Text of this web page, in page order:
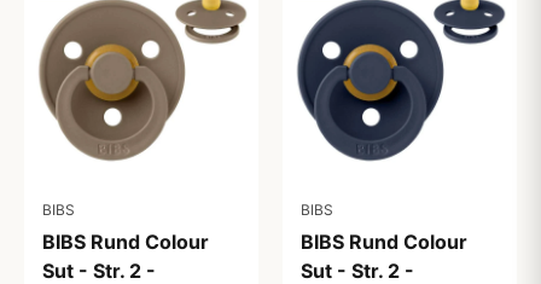
BIBS
BIBS Rund Colour
Sut - Str. 2 -
BIBS
BIBS Rund Colour
Sut - Str. 2 -